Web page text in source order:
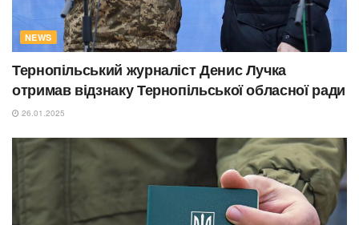
NEWS
Тернопільський журналіст Денис Лучка
отримав відзнаку Тернопільської обласної ради
26.01.2025